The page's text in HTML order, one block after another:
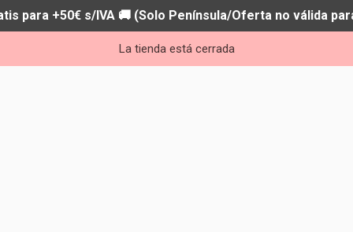
para +50€ s/IVA 🚚 (Solo Península/Oferta no válida
La tienda está cerrada